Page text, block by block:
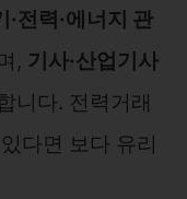
·전력·에너지 관
, 기사·산업기사
니다. 전력거래
다면 보다 유리